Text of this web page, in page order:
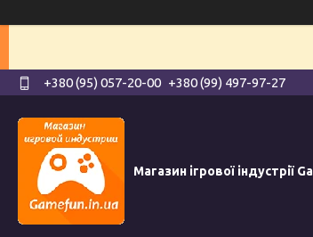
+380 (95) 057-20-00 +380 (99) 497-97-27
Магазин ігрової індустрії